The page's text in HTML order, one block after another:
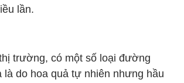
lần.
trường, có một số loại đường
là do hoa quả tự nhiên nhưng hầu